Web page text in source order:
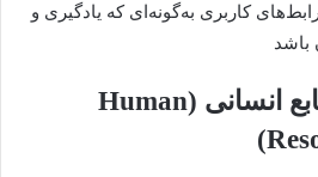
کاربری به‌گونه‌ای که یادگیری و
باشد
۴. روان‌شناسی منابع انسانی (Human